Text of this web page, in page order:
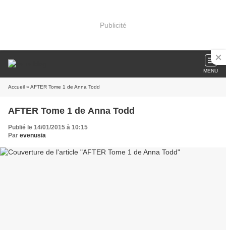
Publicité
MENU
Accueil » AFTER Tome 1 de Anna Todd
AFTER Tome 1 de Anna Todd
Publié le 14/01/2015 à 10:15
Par evenusia